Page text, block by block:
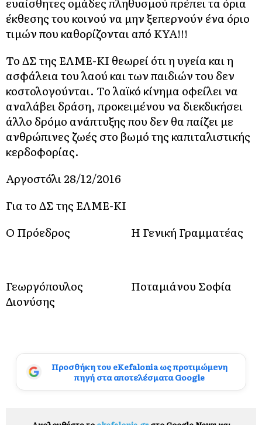
έκθεσης του κοινού να μην ξεπερνούν ένα όριο
τιμών που καθορίζονται από ΚΥΑ!!!
Το ΔΣ της ΕΛΜΕ-ΚΙ θεωρεί ότι η υγεία και η
ασφάλεια του λαού και των παιδιών του δεν
κοστολογούνται. Το λαϊκό κίνημα οφείλει να
αναλάβει δράση, προκειμένου να διεκδικήσει
άλλο δρόμο ανάπτυξης που δεν θα παίζει με
ανθρώπινες ζωές στο βωμό της καπιταλιστικής
κερδοφορίας.
Αργοστόλι 28/12/2016
Για το ΔΣ της ΕΛΜΕ-ΚΙ
Ο Πρόεδρος
Η Γενική Γραμματέας
Γεωργόπουλος
Διονύσης
Ποταμιάνου Σοφία
Προσθήκη του eKefalonia ως προτιμώμενη
πηγή στα αποτελέσματα Google